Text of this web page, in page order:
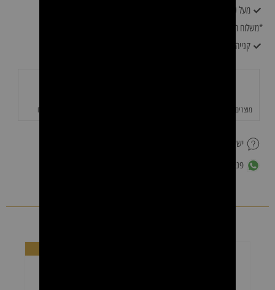
מעל 500 משלוח חינם
*משלוח חינם לא כולל רהיטים* המחיר נקבע על ידי צוות 0528060094
קנייה מאובטחת ושירות לקוחות מעולה
מוצרים איכותיים באחריות תשלום מאובטח
יש לך שאלה על המוצר?
פנייה לשירות לקוחות ב-WhatsApp